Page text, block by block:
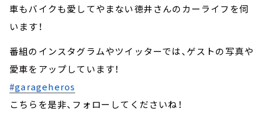
車もバイクも愛してやまない徳井さんのカーライフを伺
います！
番組のインスタグラムやツイッターでは、ゲストの写真や
愛車をアップしています！
#garageheros
こちらを是非、フォローしてくださいね！